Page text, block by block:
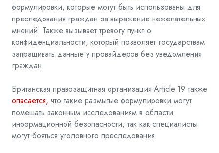
формулировки, которые могут быть использованы для
преследования граждан за выражение нежелательных
мнений. Также вызывает тревогу пункт о
конфиденциальности, который позволяет государствам
запрашивать данные у провайдеров без уведомления
граждан.
Британская правозащитная организация Article 19 также
опасается, что такие размытые формулировки могут
помешать законным исследованиям в области
информационной безопасности, так как специалисты
могут бояться уголовного преследования.